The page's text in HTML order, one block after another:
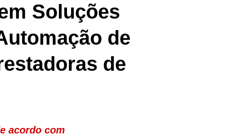
Soluções
de
de
acordo com